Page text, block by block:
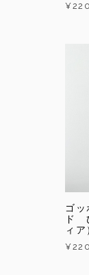
¥220
ゴ
ド
ィア
¥220